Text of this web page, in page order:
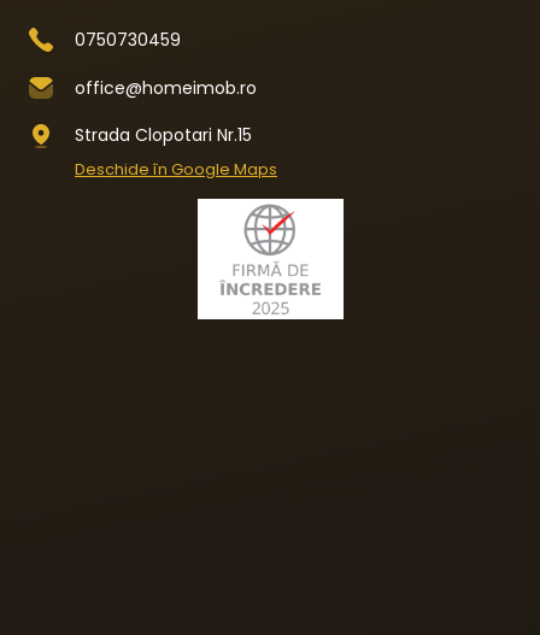
0750730459
office@homeimob.ro
Strada Clopotari Nr.15
Deschide în Google Maps